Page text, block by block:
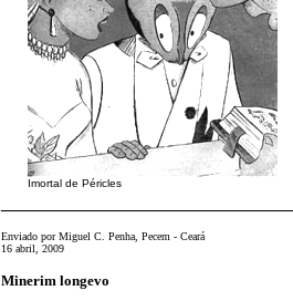
Imortal de Péricles
Enviado por Miguel C. Penha, Pecem - Ceará
16 abril, 2009
Minerim longevo